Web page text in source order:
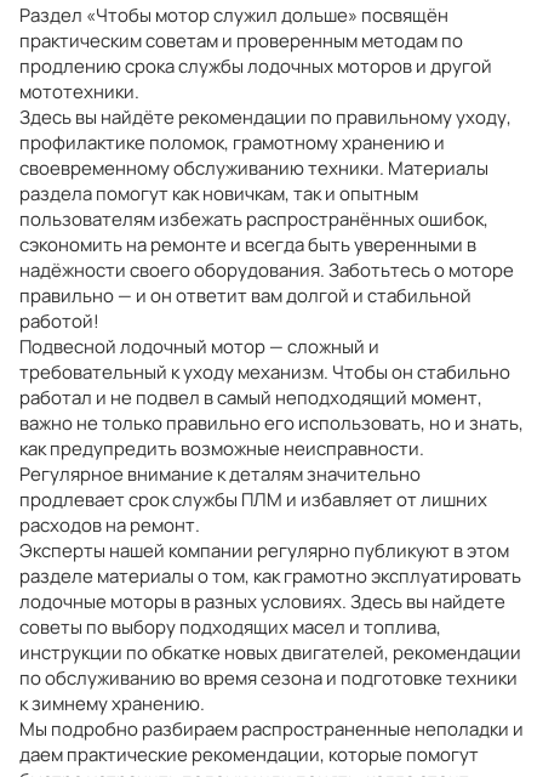
Раздел «Чтобы мотор служил дольше» посвящён
практическим советам и проверенным методам по
продлению срока службы лодочных моторов и другой
мототехники.
Здесь вы найдёте рекомендации по правильному уходу,
профилактике поломок, грамотному хранению и
своевременному обслуживанию техники. Материалы
раздела помогут как новичкам, так и опытным
пользователям избежать распространённых ошибок,
сэкономить на ремонте и всегда быть уверенными в
надёжности своего оборудования. Заботьтесь о моторе
правильно — и он ответит вам долгой и стабильной
работой!
Подвесной лодочный мотор — сложный и
требовательный к уходу механизм. Чтобы он стабильно
работал и не подвел в самый неподходящий момент,
важно не только правильно его использовать, но и знать,
как предупредить возможные неисправности.
Регулярное внимание к деталям значительно
продлевает срок службы ПЛМ и избавляет от лишних
расходов на ремонт.
Эксперты нашей компании регулярно публикуют в этом
разделе материалы о том, как грамотно эксплуатировать
лодочные моторы в разных условиях. Здесь вы найдете
советы по выбору подходящих масел и топлива,
инструкции по обкатке новых двигателей, рекомендации
по обслуживанию во время сезона и подготовке техники
к зимнему хранению.
Мы подробно разбираем распространенные неполадки и
даем практические рекомендации, которые помогут